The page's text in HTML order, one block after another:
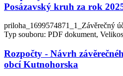
Posázavský kruh za rok
priloha_1699574871_1_Závěrečný
Typ souboru: PDF dokument,
Rozpočty - Návrh
obcí Kutnohorska